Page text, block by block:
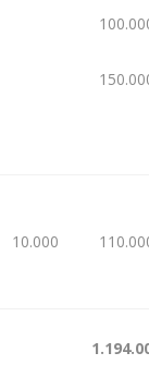
10.000